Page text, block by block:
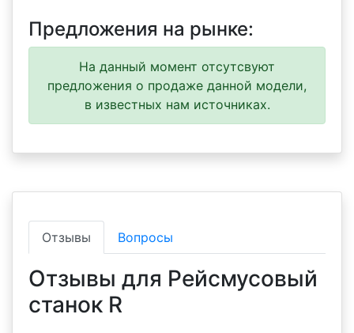
Предложения на рынке:
На данный момент отсутсвуют
предложения о продаже данной модели,
в известных нам источниках.
Отзывы Вопросы
Отзывы для Рейсмусовый
станок R